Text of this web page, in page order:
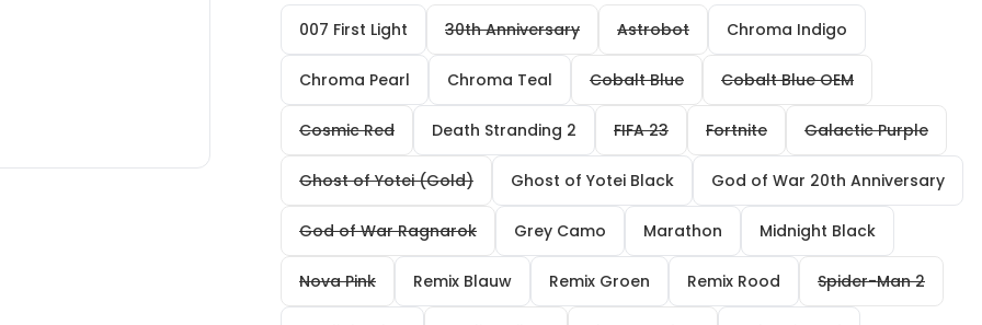
007 First Light 30th Anniversary Astrobot Chroma Indigo
Chroma Pearl Chroma Teal Cobalt Blue Cobalt Blue OEM
Cosmic Red Death Stranding 2 FIFA 23 Fortnite Galactic Purple
Ghost of Yotei (Gold) Ghost of Yotei Black God of War 20th Anniversary
God of War Ragnarok Grey Camo Marathon Midnight Black
Nova Pink Remix Blauw Remix Groen Remix Rood Spider-Man 2